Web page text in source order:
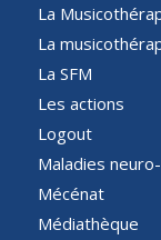
La
La
La SFM
Les actions
Logout
Maladies
Mécénat
Médiathèque